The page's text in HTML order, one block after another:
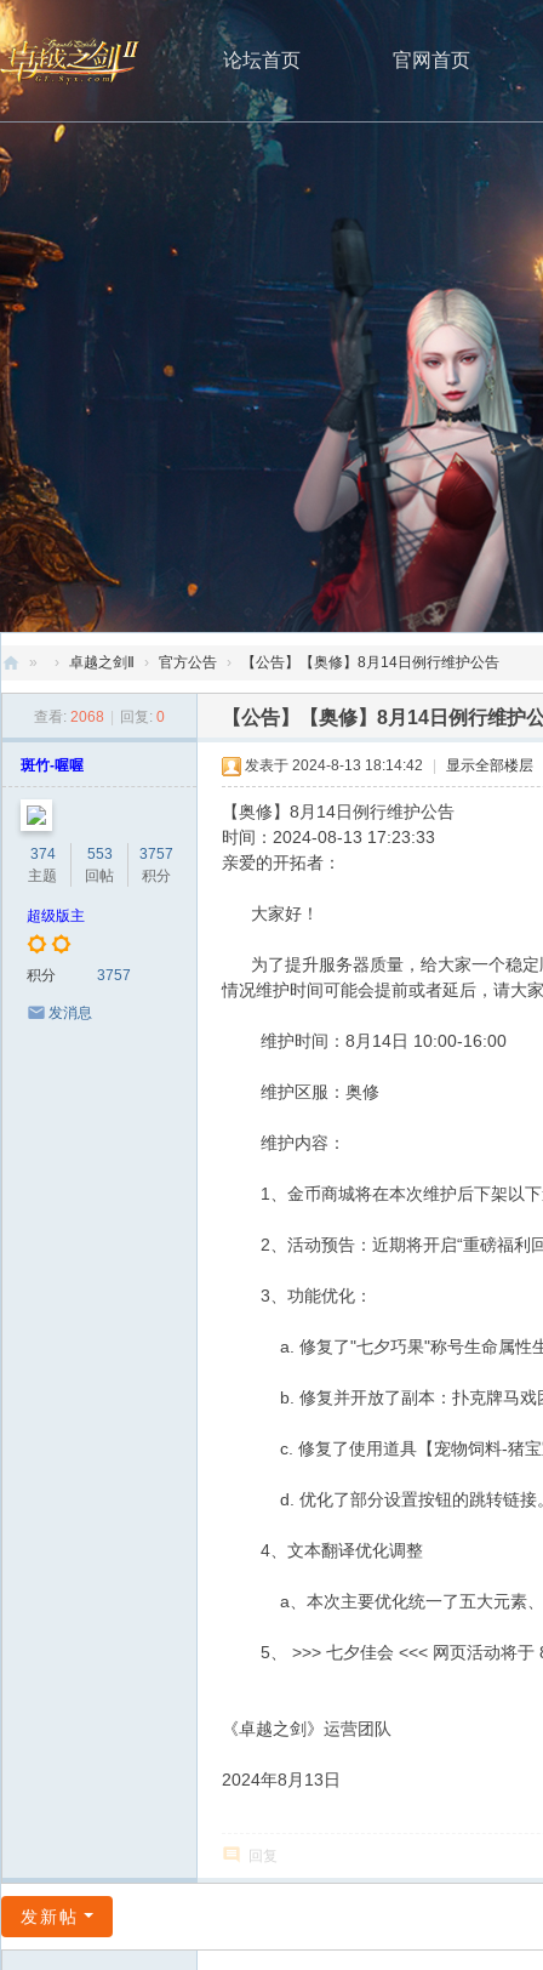
论坛首页 官网首页
创
» › 卓越之剑Ⅱ › 官方公告 › 【公告】【奥修】8月14日例行维护公告
查看: 2068 回复: 0 【公告】【奥修】8月14日例行维护
斑竹-喔喔
374
主题
553
回帖
3757
积分
超级版主
积分 3757
发消息
发表于 2024-8-13 18:14:42 显示全部楼层
【奥修】8月14日例行维护公告
时间：2024-08-13 17:23:33
亲爱的开拓者：
大家好！
为了提升服务器质量，给大家一个稳定
情况维护时间可能会提前或者延后，请大
维护时间：8月14日 10:00-16:00
维护区服：奥修
维护内容：
1、金币商城将在本次维护后下架以下
2、活动预告：近期将开启“重磅福利回
3、功能优化：
a. 修复了"七夕巧果"称号生命属性生
b. 修复并开放了副本：扑克牌马戏
c. 修复了使用道具【宠物饲料-猪宝
d. 优化了部分设置按钮的跳转链接
4、文本翻译优化调整
a、本次主要优化统一了五大元素、
5、 >>> 七夕佳会 <<< 网页活动将于
《卓越之剑》运营团队
2024年8月13日
回复
发新帖